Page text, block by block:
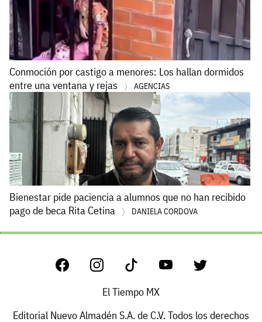
Conmoción por castigo a menores: Los hallan dormidos
entre una ventana y rejas
AGENCIAS
Bienestar pide paciencia a alumnos que no han recibido
pago de beca Rita Cetina
DANIELA CORDOVA
El Tiempo MX
Editorial Nuevo Almadén S.A. de C.V. Todos los derechos